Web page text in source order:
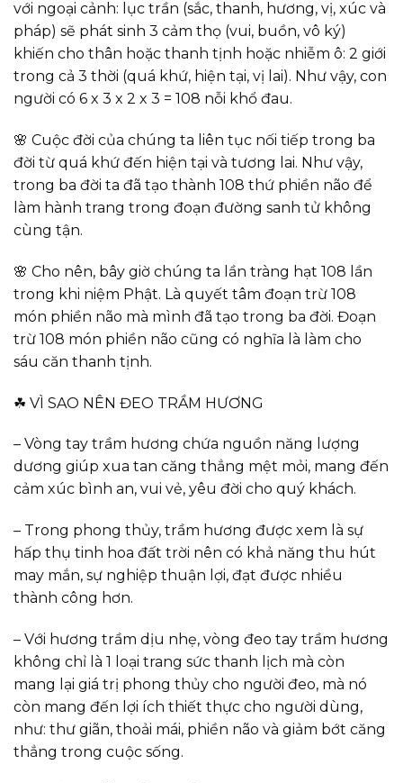
với ngoại cảnh: lục trần (sắc, thanh, hương, vị, xúc và
pháp) sẽ phát sinh 3 cảm thọ (vui, buồn, vô ký)
khiến cho thân hoặc thanh tịnh hoặc nhiễm ô: 2 giới
trong cả 3 thời (quá khứ, hiện tại, vị lai). Như vậy, con
người có 6 x 3 x 2 x 3 = 108 nỗi khổ đau.
🌸 Cuộc đời của chúng ta liên tục nối tiếp trong ba
đời từ quá khứ đến hiện tại và tương lai. Như vậy,
trong ba đời ta đã tạo thành 108 thứ phiền não để
làm hành trang trong đoạn đường sanh tử không
cùng tận.
🌸 Cho nên, bây giờ chúng ta lần tràng hạt 108 lần
trong khi niệm Phật. Là quyết tâm đoạn trừ 108
món phiền não mà mình đã tạo trong ba đời. Đoạn
trừ 108 món phiền não cũng có nghĩa là làm cho
sáu căn thanh tịnh.
☘ VÌ SAO NÊN ĐEO TRẦM HƯƠNG
– Vòng tay trầm hương chứa nguồn năng lượng
dương giúp xua tan căng thẳng mệt mỏi, mang đến
cảm xúc bình an, vui vẻ, yêu đời cho quý khách.
– Trong phong thủy, trầm hương được xem là sự
hấp thụ tinh hoa đất trời nên có khả năng thu hút
may mắn, sự nghiệp thuận lợi, đạt được nhiều
thành công hơn.
– Với hương trầm dịu nhẹ, vòng đeo tay trầm hương
không chỉ là 1 loại trang sức thanh lịch mà còn
mang lại giá trị phong thủy cho người đeo, mà nó
còn mang đến lợi ích thiết thực cho người dùng,
như: thư giãn, thoải mái, phiền não và giảm bớt căng
thẳng trong cuộc sống.